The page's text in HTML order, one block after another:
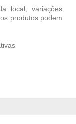
local, variações
produtos podem